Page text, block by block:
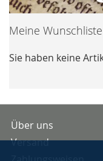
Meine Wunschliste
Sie haben keine
Über uns
Versand